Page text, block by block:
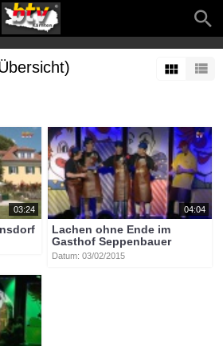
03:24 04:04
Lachen ohne Ende im
Gasthof Seppenbauer
Datum: 03/02/2015